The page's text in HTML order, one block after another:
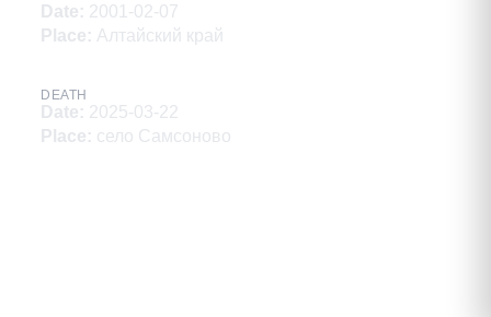
Date: 2001-02-07
Place: Алтайский край
DEATH
Date: 2025-03-22
Place: село Самсоново